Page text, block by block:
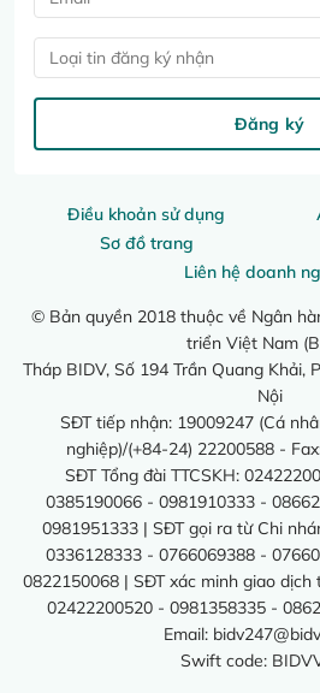
Điều khoản sử dụng
Sơ đồ trang
Liên hệ doanh
© Bản quyền 2018 thuộc về Ngân
triển Việt Nam
Tháp BIDV, Số 194 Trần Quang Khải,
Nội
SĐT tiếp nhận: 19009247 (Cá
nghiệp)/(+84-24) 22200588 -
SĐT Tổng đài TTCSKH:
0385190066 - 0981910333 -
0981951333 | SĐT gọi ra từ Chi
0336128333 - 0766069388 -
0822150068 | SĐT xác minh giao dịch
02422200520 - 0981358335 -
Email:
Swift code:
Loại tin đăng ký nhận
Đăng ký